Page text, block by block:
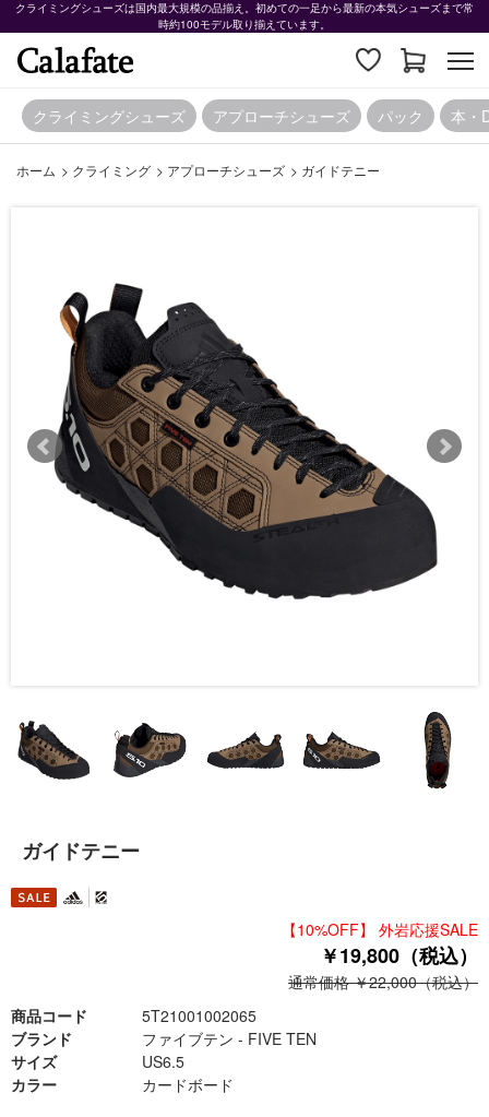
クライミングシューズは国内最大規模の品揃え。初めての一足から最新の本気シューズまで常
時約100モデル取り揃えています。
クライミングシューズ アプローチシューズ パック 本・
ホーム > クライミング > アプローチシューズ > ガイドテニー
ガイドテニー
【10%OFF】 外岩応援SALE
￥19,800（税込）
通常価格 ￥22,000（税込）
商品コード
5T21001002065
ブランド
ファイブテン - FIVE TEN
サイズ
US6.5
カラー
カードボード